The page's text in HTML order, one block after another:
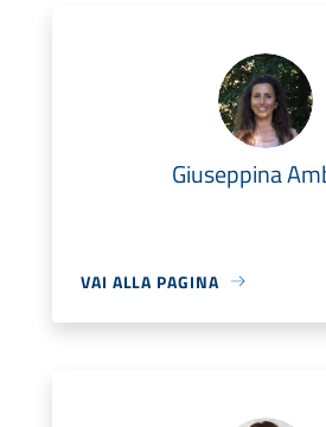
Giuseppina
VAI ALLA PAGINA